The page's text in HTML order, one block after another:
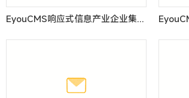
EyouCMS响应式信息产业企业集团网站模板